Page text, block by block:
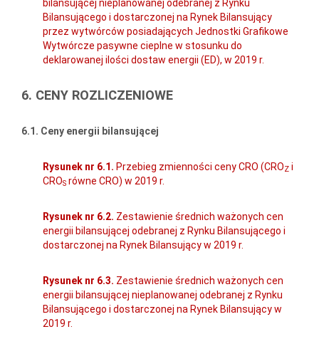
bilansującej nieplanowanej odebranej z Rynku
Bilansującego i dostarczonej na Rynek Bilansujący
przez wytwórców posiadających Jednostki Grafikowe
Wytwórcze pasywne cieplne w stosunku do
deklarowanej ilości dostaw energii (ED), w 2019 r.
6. CENY ROZLICZENIOWE
6.1. Ceny energii bilansującej
Rysunek nr 6.1. Przebieg zmienności ceny CRO (CROZ i
CROS równe CRO) w 2019 r.
Rysunek nr 6.2. Zestawienie średnich ważonych cen
energii bilansującej odebranej z Rynku Bilansującego i
dostarczonej na Rynek Bilansujący w 2019 r.
Rysunek nr 6.3. Zestawienie średnich ważonych cen
energii bilansującej nieplanowanej odebranej z Rynku
Bilansującego i dostarczonej na Rynek Bilansujący w
2019 r.